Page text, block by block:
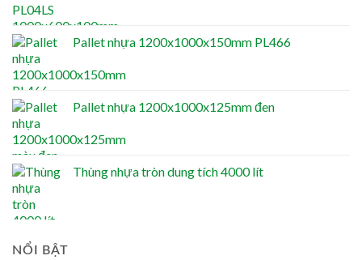
Pallet nhựa 1200x1000x150mm PL466
Pallet nhựa 1200x1000x125mm đen
Thùng nhựa tròn dung tích 4000 lít
NỔI BẬT